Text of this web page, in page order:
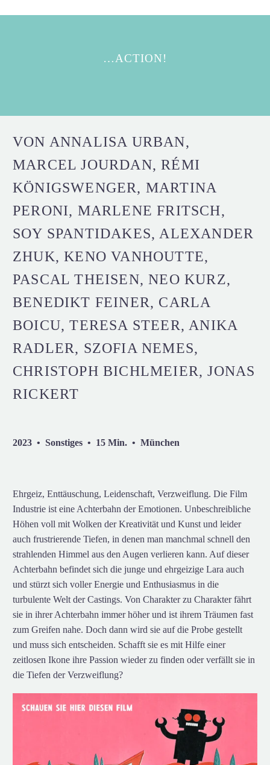
…ACTION!
VON ANNALISA URBAN,
MARCEL JOURDAN, RÉMI
KÖNIGSWENGER, MARTINA
PERONI, MARLENE FRITSCH,
SOY SPANTIDAKES, ALEXANDER
ZHUK, KENO VANHOUTTE,
PASCAL THEISEN, NEO KURZ,
BENEDIKT FEINER, CARLA
BOICU, TERESA STEER, ANIKA
RADLER, SZOFIA NEMES,
CHRISTOPH BICHLMEIER, JONAS
RICKERT
2023 • Sonstiges • 15 Min. • München
Ehrgeiz, Enttäuschung, Leidenschaft, Verzweiflung. Die Film
Industrie ist eine Achterbahn der Emotionen. Unbeschreibliche
Höhen voll mit Wolken der Kreativität und Kunst und leider
auch frustrierende Tiefen, in denen man manchmal schnell den
strahlenden Himmel aus den Augen verlieren kann. Auf dieser
Achterbahn befindet sich die junge und ehrgeizige Lara auch
und stürzt sich voller Energie und Enthusiasmus in die
turbulente Welt der Castings. Von Charakter zu Charakter fährt
sie in ihrer Achterbahn immer höher und ist ihrem Träumen fast
zum Greifen nahe. Doch dann wird sie auf die Probe gestellt
und muss sich entscheiden. Schafft sie es mit Hilfe einer
zeitlosen Ikone ihre Passion wieder zu finden oder verfällt sie in
die Tiefen der Verzweiflung?